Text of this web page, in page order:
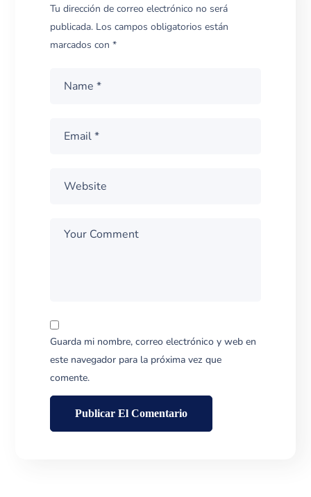
Tu dirección de correo electrónico no será
publicada. Los campos obligatorios están
marcados con*
Guarda mi nombre, correo electrónico y web en
este navegador para la próxima vez que
comente.